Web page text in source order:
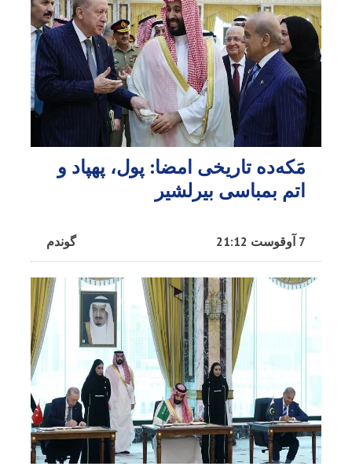
مَکه‌ده تاریخی امضا: پول، پهپاد و
اتم بمباسی بیرلشیر
گوندم 7 آوقوست 21:12